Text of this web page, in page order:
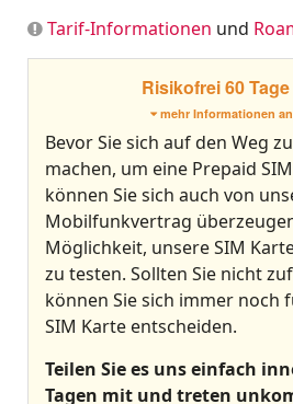
Tarif-Informationen und
Risikofrei 60
mehr Informationen
Bevor Sie sich auf den Weg
machen, um eine Prepaid
können Sie sich auch von
Mobilfunkvertrag
Möglichkeit, unsere SIM
zu testen. Sollten Sie nicht
können Sie sich immer noch
SIM Karte entscheiden.
Teilen Sie es uns einfach
Tagen mit und treten